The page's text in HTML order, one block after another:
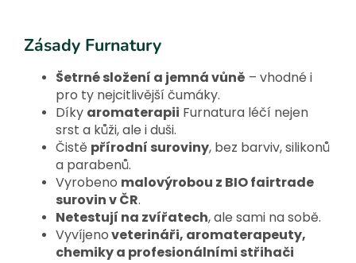
Zásady Furnatury
Šetrné složení a jemná vůně – vhodné i
pro ty nejcitlivější čumáky.
Díky aromaterapii Furnatura léčí nejen
srst a kůži, ale i duši.
Čistě přírodní suroviny, bez barviv, silikonů
a parabenů.
Vyrobeno malovýrobou z BIO fairtrade
surovin v ČR.
Netestují na zvířatech, ale sami na sobě.
Vyvíjenoveterináři, aromaterapeuty,
chemiky a profesionálními střihači